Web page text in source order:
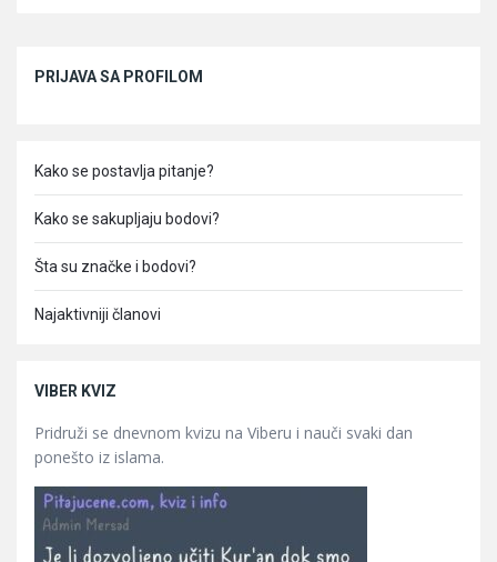
PRIJAVA SA PROFILOM
Kako se postavlja pitanje?
Kako se sakupljaju bodovi?
Šta su značke i bodovi?
Najaktivniji članovi
VIBER KVIZ
Pridruži se dnevnom kvizu na Viberu i nauči svaki dan
ponešto iz islama.